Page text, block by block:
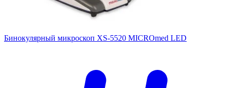
Бинокулярный микроскоп XS-5520 MICROmed LED